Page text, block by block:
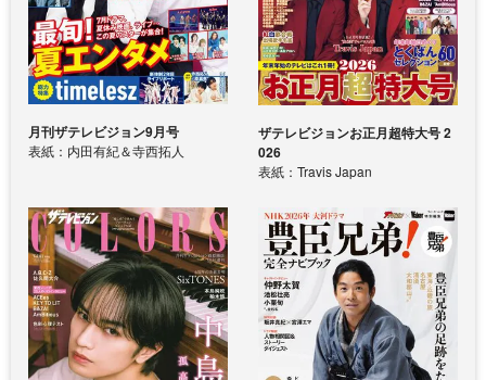
月刊ザテレビジョン9月号
表紙：内田有紀＆寺西拓人
ザテレビジョンお正月超特大号 2
026
表紙：Travis Japan